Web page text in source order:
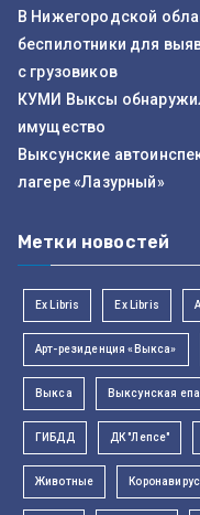
В Нижегородской
беспилотники для
с грузовиков
КУМИ Выксы
имущество
Выксунские
лагере «Лазурный»
Метки новостей
Ex Libris Ex Libris
Арт-резиденция «Выкса»
Выкса Выксунская
ГИБДД ДК "Лепсе"
Животные Коронавирус